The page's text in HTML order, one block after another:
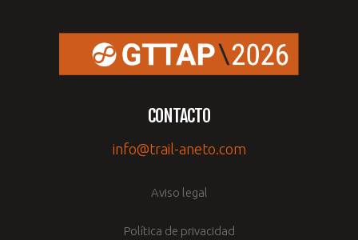
CONTACTO
info@trail-aneto.com
Aviso legal
Política de privacidad